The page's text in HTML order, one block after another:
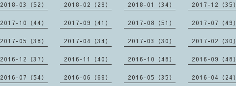
2018-03（52） 2018-02（29） 2018-01（34） 2017-12（35）
2017-10（44） 2017-09（41） 2017-08（51） 2017-07（49）
2017-05（38） 2017-04（34） 2017-03（30） 2017-02（30）
2016-12（37） 2016-11（40） 2016-10（48） 2016-09（48）
2016-07（54） 2016-06（69） 2016-05（35） 2016-04（24）